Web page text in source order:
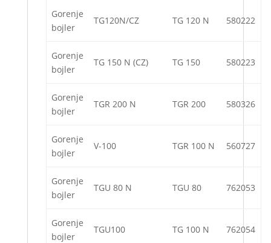
Gorenje
bojler
TG120N/CZ TG 120 N 580222
Gorenje
bojler
TG 150 N (CZ) TG 150 580223
Gorenje
bojler
TGR 200 N TGR 200 580326
Gorenje
bojler
V-100 TGR 100 N 560727
Gorenje
bojler
TGU 80 N TGU 80 762053
Gorenje
bojler
TGU100 TG 100 N 762054